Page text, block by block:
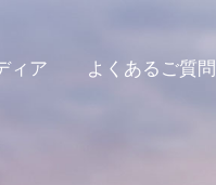
ィア よくあるご質問